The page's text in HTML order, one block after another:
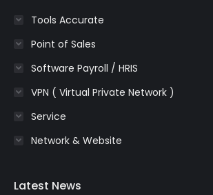
Tools Accurate
Point of Sales
Software Payroll / HRIS
VPN ( Virtual Private Network )
Service
Network & Website
Latest News